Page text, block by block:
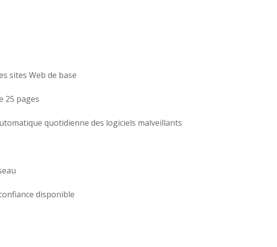
sites Web de base
25 pages
quotidienne des logiciels malveillants
disponible